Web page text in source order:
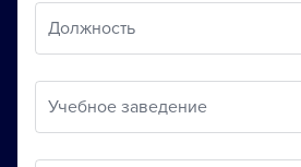
Должность
Учебное заведение